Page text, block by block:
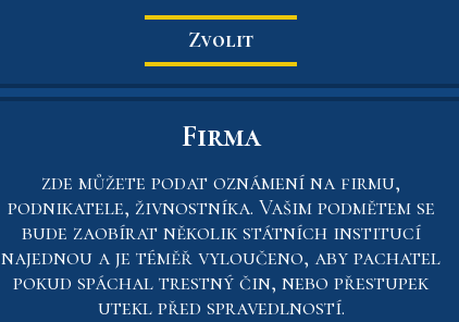
Zvolit
Firma
zde můžete podat oznámení na firmu,
podnikatele, živnostníka. Vašim podmětem se
bude zaobírat několik státních institucí
najednou a je téměř vyloučeno, aby pachatel
pokud spáchal trestný čin, nebo přestupek
utekl před spravedlností.